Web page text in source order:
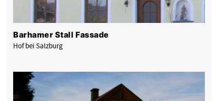
Barhamer Stall Fassade
Hof bei Salzburg